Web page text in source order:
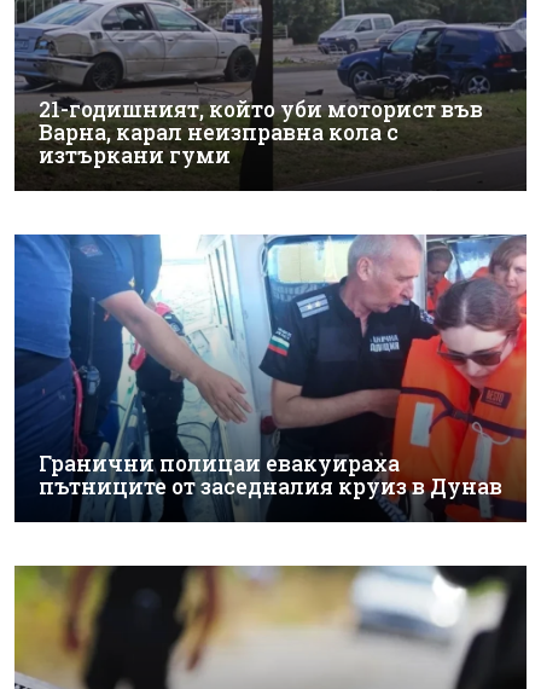
21-годишният, който уби моторист във
Варна, карал неизправна кола с
изтъркани гуми
Гранични полицаи евакуираха
пътниците от заседналия круиз в Дунав